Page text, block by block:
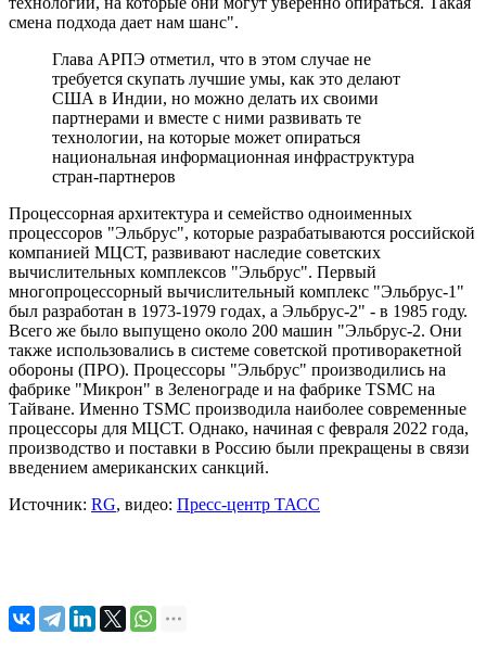
смена подхода дает нам шанс".
Глава АРПЭ отметил, что в этом случае не
требуется скупать лучшие умы, как это делают
США в Индии, но можно делать их своими
партнерами и вместе с ними развивать те
технологии, на которые может опираться
национальная информационная инфраструктура
стран-партнеров
Процессорная архитектура и семейство одноименных
процессоров "Эльбрус", которые разрабатываются российской
компанией МЦСТ, развивают наследие советских
вычислительных комплексов "Эльбрус". Первый
многопроцессорный вычислительный комплекс "Эльбрус-1"
был разработан в 1973-1979 годах, а Эльбрус-2" - в 1985 году.
Всего же было выпущено около 200 машин "Эльбрус-2. Они
также использовались в системе советской противоракетной
обороны (ПРО). Процессоры "Эльбрус" производились на
фабрике "Микрон" в Зеленограде и на фабрике TSMC на
Тайване. Именно TSMC производила наиболее современные
процессоры для МЦСТ. Однако, начиная с февраля 2022 года,
производство и поставки в Россию были прекращены в связи
введением американских санкций.
Источник: RG, видео: Пресс-центр ТАСС